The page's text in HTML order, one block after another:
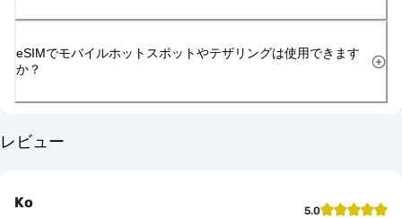
eSIMでモバイルホットスポットやテザリングは使用できます
か？
レビュー
Ko 5.0